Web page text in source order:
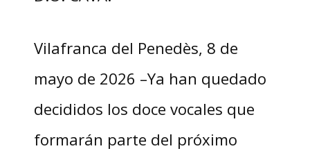
Vilafranca del Penedès, 8 de
mayo de 2026 –Ya han quedado
decididos los doce vocales que
formarán parte del próximo